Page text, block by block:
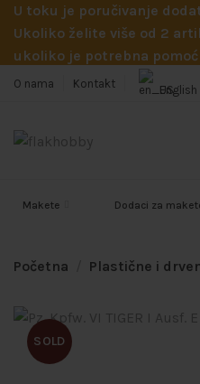
U toku je poručivanje
Ukoliko želite više od 2
ukoliko je potrebna
O nama Kontakt English
Makete Dodaci za
Početna Plastične i
SOLD